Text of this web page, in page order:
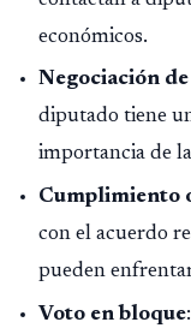
económicos.
Negociación
diputado tiene
importancia de
Cumplimiento
con el acuerdo
pueden
Voto en bloque